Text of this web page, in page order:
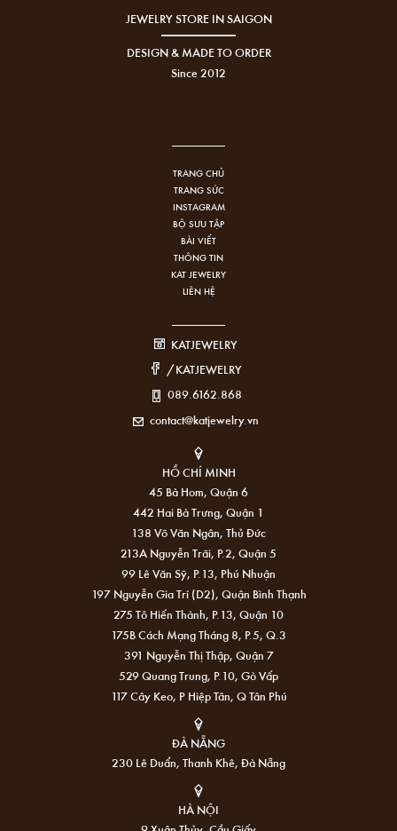
JEWELRY STORE IN SAIGON
DESIGN & MADE TO ORDER
Since 2012
TRANG CHỦ
TRANG SỨC
INSTAGRAM
BỘ SƯU TẬP
BÀI VIẾT
THÔNG TIN
KAT JEWELRY
LIÊN HỆ
KATJEWELRY
/KATJEWELRY
089.6162.868
contact@katjewelry.vn
HỒ CHÍ MINH
45 Bà Hom, Quận 6
442 Hai Bà Trưng, Quận 1
138 Võ Văn Ngân, Thủ Đức
213A Nguyễn Trãi, P.2, Quận 5
99 Lê Văn Sỹ, P.13, Phú Nhuận
197 Nguyễn Gia Trí (D2), Quận Bình Thạnh
275 Tô Hiến Thành, P.13, Quận 10
175B Cách Mạng Tháng 8, P.5, Q.3
391 Nguyễn Thị Thập, Quận 7
529 Quang Trung, P.10, Gò Vấp
117 Cây Keo, P Hiệp Tân, Q Tân Phú
ĐÀ NẴNG
230 Lê Duẩn, Thanh Khê, Đà Nẵng
HÀ NỘI